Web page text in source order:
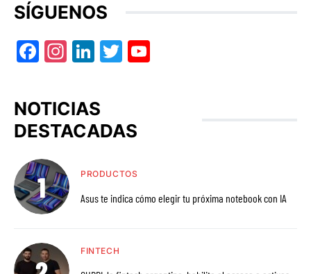
SÍGUENOS
Facebook
Instagram
LinkedIn
Twitter
NOTICIAS
DESTACADAS
PRODUCTOS
Asus te indica cómo elegir tu próxima notebook con IA
FINTECH